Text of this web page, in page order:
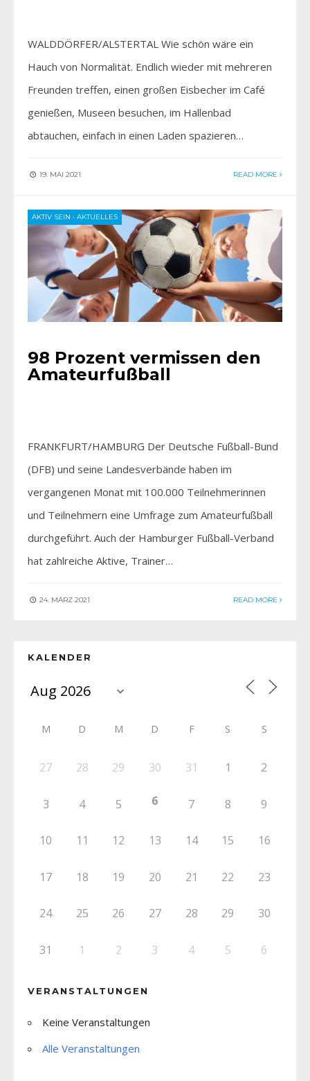
WALDDÖRFER/ALSTERTAL Wie schön wäre ein
Hauch von Normalität. Endlich wieder mit mehreren
Freunden treffen, einen großen Eisbecher im Café
genießen, Museen besuchen, im Hallenbad
abtauchen, einfach in einen Laden spazieren…
19. MAI 2021 READ MORE
AKTIV SEIN • AKTUELLES
98 Prozent vermissen den
Amateurfußball
FRANKFURT/HAMBURG Der Deutsche Fußball-Bund
(DFB) und seine Landesverbände haben im
vergangenen Monat mit 100.000 Teilnehmerinnen
und Teilnehmern eine Umfrage zum Amateurfußball
durchgeführt. Auch der Hamburger Fußball-Verband
hat zahlreiche Aktive, Trainer…
24. MÄRZ 2021 READ MORE
KALENDER
M D M D F S S
27 28 29 30 31 1 2
3 4 5 6 7 8 9
10 11 12 13 14 15 16
17 18 19 20 21 22 23
24 25 26 27 28 29 30
31 1 2 3 4 5 6
VERANSTALTUNGEN
Keine Veranstaltungen
Alle Veranstaltungen